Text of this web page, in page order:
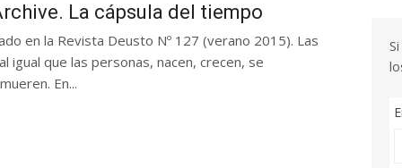
La cápsula del tiempo
en la Revista Deusto Nº 127 (verano 2015). Las
igual que las personas, nacen, crecen, se
En...